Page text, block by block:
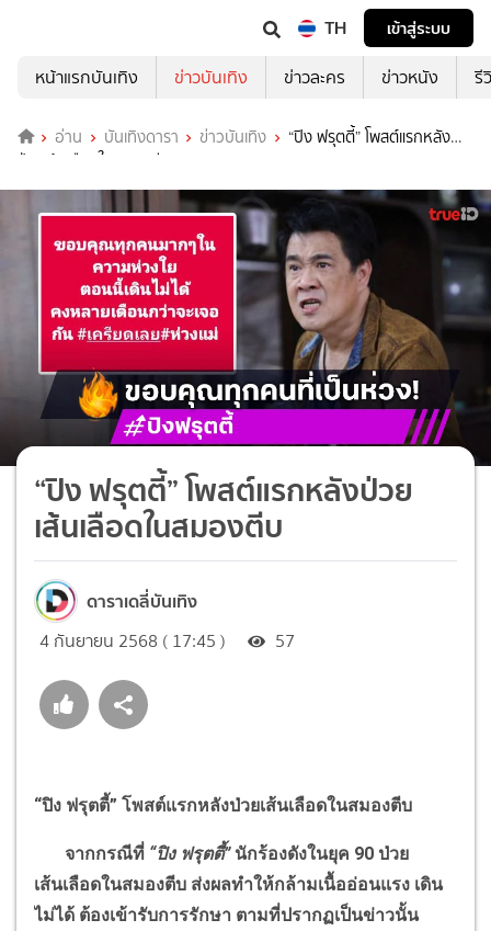
TH
เข้าสู่ระบบ
หน้าแรกบันเทิง
ข่าวบันเทิง ข่าวละคร ข่าวหนัง รี
อ่าน บันเทิงดารา ข่าวบันเทิง
“ปิง ฟรุตตี้” โพสต์แรกหลัง
ป่วยเส้นเลือดในสมองตีบ
“ปิง ฟรุตตี้” โพสต์แรกหลังป่วย
เส้นเลือดในสมองตีบ
ดาราเดลี่บันเทิง
4 กันยายน 2568 ( 17:45 ) 57
“ปิง ฟรุตตี้” โพสต์แรกหลังป่วยเส้นเลือดในสมองตีบ
จากกรณีที่ “ปิง ฟรุตตี้”นักร้องดังในยุค 90 ป่วย
เส้นเลือดในสมองตีบ ส่งผลทำให้กล้ามเนื้ออ่อนแรง เดิน
ไม่ได้ ต้องเข้ารับการรักษา ตามที่ปรากฏเป็นข่าวนั้น